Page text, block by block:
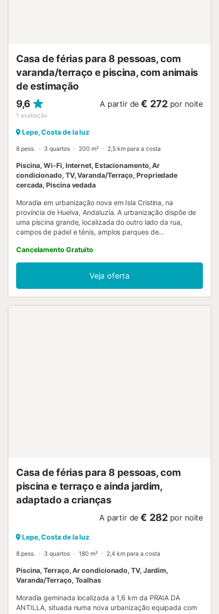
Casa de férias para 8 pessoas, com
varanda/terraço e piscina, com animais
de estimação
9,6
1 avaliação
A partir de € 272 por noite
Lepe, Costa de la luz
8 pess. 3 quartos 200 m² 2,5 km para a costa
Piscina, Wi-Fi, Internet, Estacionamento, Ar
condicionado, TV, Varanda/Terraço, Propriedade
cercada, Piscina vedada
Moradia em urbanização nova em Isla Cristina, na
província de Huelva, Andaluzia. A urbanização dispõe de
uma piscina grande, localizada do outro lado da rua,
campos de padel e ténis, amplos parques de
adjacente à urbanização um polidesportivo equipado com
piscina olímpica, vários campos de ténis, futebol 7 e padel,
com bar, cafetaria e restaurante. Dispõe de três quartos
para oito pessoas (uma cama de casal, duas camas
individuais e dois beliches), duas casas de banho com
Cancelamento Gratuito
Veja oferta
Casa de férias para 8 pessoas, com
piscina e terraço e ainda jardim,
adaptado a crianças
A partir de € 282 por noite
Lepe, Costa de la luz
8 pess. 3 quartos 180 m² 2,4 km para a costa
Piscina, Terraço, Ar condicionado, TV, Jardim,
Varanda/Terraço, Toalhas
Moradia geminada localizada a 1,6 km da PRAIA DA
ANTILLA, situada numa nova urbanização equipada com